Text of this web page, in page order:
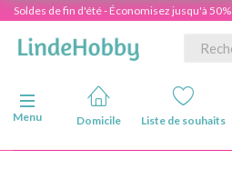
Soldes de fin d'été - Économisez jusqu'à 50%
Basculer la navigation
Menu
Domicile Liste de souhaits